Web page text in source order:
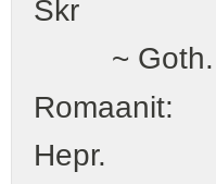
~ Goth.